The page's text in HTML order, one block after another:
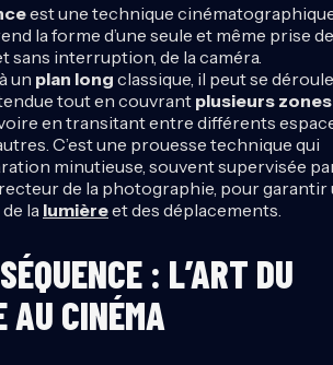
est une technique
la forme d’une seule et même prise de
sans interruption, de la caméra.
un plan long classique, il peut se
tout en couvrant plusieurs zones
voire en transitant entre différents
C’est une prouesse technique qui
minutieuse, souvent supervisée
de la photographie, pour garantir
la lumièreet des déplacements.
: L’ART DU
AU CINÉMA